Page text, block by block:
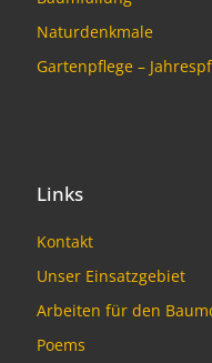
Naturdenkmale
Gartenpflege –
Links
Kontakt
Unser Einsatzgebiet
Arbeiten für den
Poems